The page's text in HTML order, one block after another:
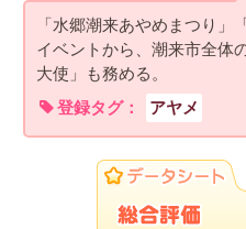
「水郷潮来あやめまつり」
イベントから、潮来市全体
大使」も務める。
登録タグ：
アヤメ